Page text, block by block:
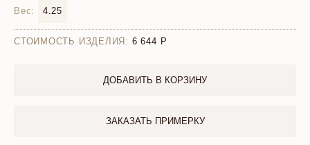
Вес: 4.25
СТОИМОСТЬ ИЗДЕЛИЯ: 6 644
ДОБАВИТЬ В КОРЗИНУ
ЗАКАЗАТЬ ПРИМЕРКУ